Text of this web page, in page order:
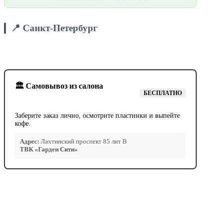
📍 Санкт-Петербург
🏛️ Самовывоз из салона
БЕСПЛАТНО
Заберите заказ лично, осмотрите пластинки и выпейте
кофе.
Адрес: Лахтинский проспект 85 лит В
ТВК «Гарден Сити»